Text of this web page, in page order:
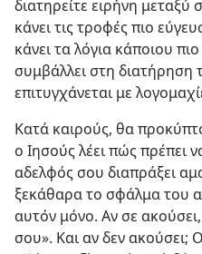
αποστόλους του: «Να
διατηρείτε ειρήνη μεταξύ
κάνει τις τροφές πιο
κάνει τα λόγια κάποιου
συμβάλλει στη διατήρηση
επιτυγχάνεται με
Κατά καιρούς, θα
ο Ιησούς λέει πώς πρέπει
αδελφός σου διαπράξει
ξεκάθαρα το σφάλμα του
αυτόν μόνο. Αν σε ακούσει,